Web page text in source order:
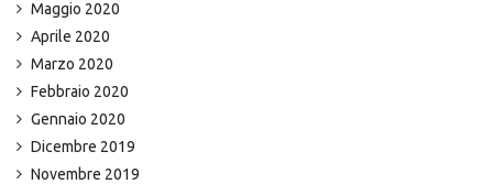
Maggio 2020
Aprile 2020
Marzo 2020
Febbraio 2020
Gennaio 2020
Dicembre 2019
Novembre 2019